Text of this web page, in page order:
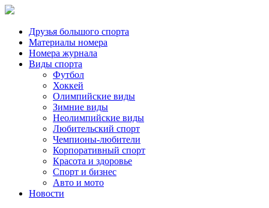
Друзья большого спорта
Материалы номера
Номера журнала
Виды спорта
Футбол
Хоккей
Олимпийские виды
Зимние виды
Неолимпийские виды
Любительский спорт
Чемпионы-любители
Корпоративный спорт
Красота и здоровье
Спорт и бизнес
Авто и мото
Новости